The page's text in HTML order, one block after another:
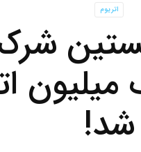
اتریوم
شد!